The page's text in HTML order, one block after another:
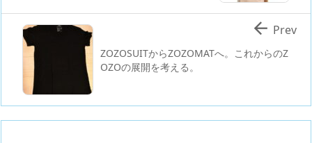
ZOZOSUITからZOZOMATへ。これからのZ
OZOの展開を考える。
 Prev